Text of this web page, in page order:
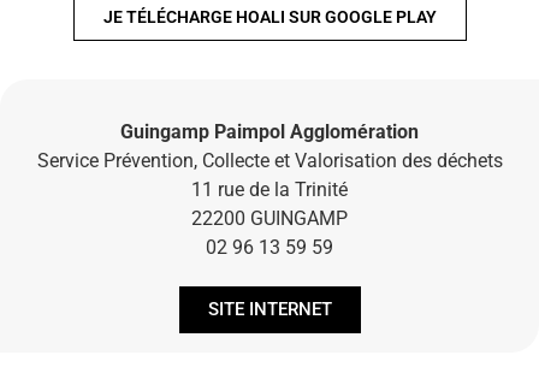
JE TÉLÉCHARGE HOALI SUR GOOGLE PLAY
Guingamp Paimpol Agglomération
Service Prévention, Collecte et Valorisation des déchets
11 rue de la Trinité
22200 GUINGAMP
02 96 13 59 59
SITE INTERNET